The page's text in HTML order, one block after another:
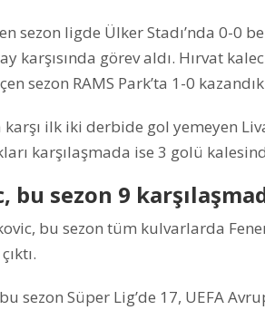
sezon ligde Ülker Stadı’nda 0-0
karşısında görev aldı. Hırvat
sezon RAMS Park’ta 1-0
karşı ilk iki derbide gol yemeyen
karşılaşmada ise 3 golü
bu sezon 9
bu sezon tüm kulvarlarda
sezon Süper Lig’de 17, UEFA